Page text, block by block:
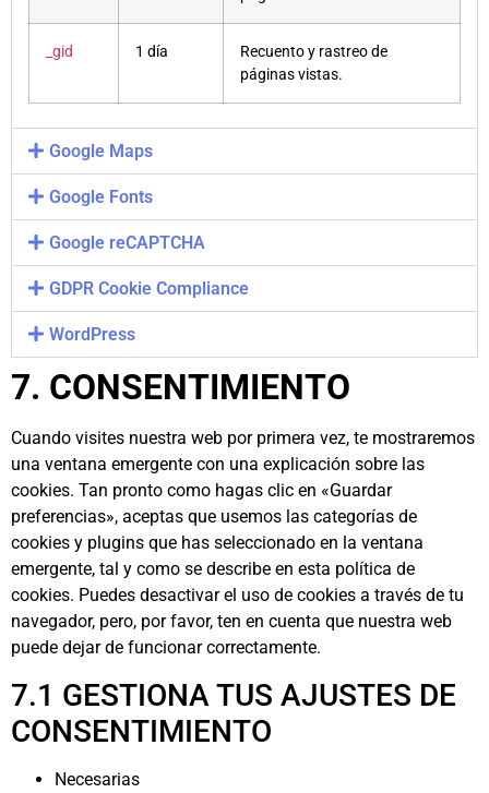
_gid 1 día
Recuento y rastreo de
páginas vistas.
Google Maps
Google Fonts
Google reCAPTCHA
GDPR Cookie Compliance
WordPress
7. CONSENTIMIENTO
Cuando visites nuestra web por primera vez, te mostraremos
una ventana emergente con una explicación sobre las
cookies. Tan pronto como hagas clic en «Guardar
preferencias», aceptas que usemos las categorías de
cookies y plugins que has seleccionado en la ventana
emergente, tal y como se describe en esta política de
cookies. Puedes desactivar el uso de cookies a través de tu
navegador, pero, por favor, ten en cuenta que nuestra web
puede dejar de funcionar correctamente.
7.1 GESTIONA TUS AJUSTES DE
CONSENTIMIENTO
Necesarias